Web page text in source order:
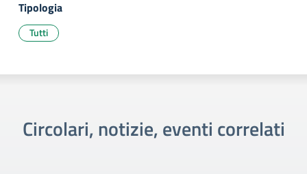
Tipologia
Tutti
Circolari, notizie, eventi correlati